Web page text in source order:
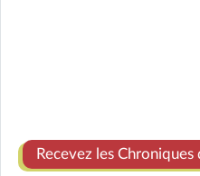
Recevez les